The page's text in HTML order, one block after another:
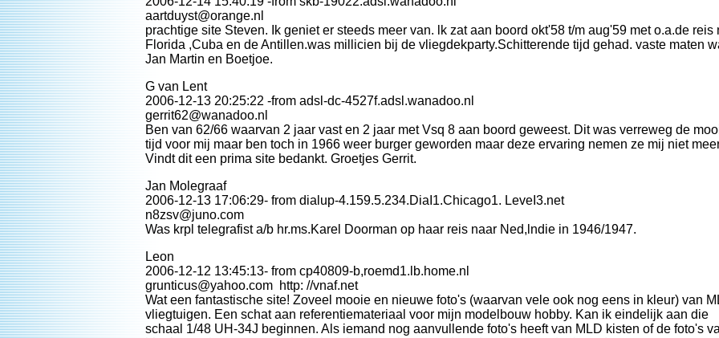
aartduyst@orange.nl
prachtige site Steven. Ik geniet er steeds meer van. lk zat aan boord okt'58 t/m aug'59 met o.a.de reis
Florida ,Cuba en de Antillen.was millicien bij de vliegdekparty.Schitterende tijd gehad. vaste maten
Jan Martin en Boetjoe.
G van Lent
2006-12-13 20:25:22 -from adsl-dc-4527f.adsl.wanadoo.nl
gerrit62@wanadoo.nl
Ben van 62/66 waarvan 2 jaar vast en 2 jaar met Vsq 8 aan boord geweest. Dit was verreweg de
tijd voor mij maar ben toch in 1966 weer burger geworden maar deze ervaring nemen ze mij niet
Vindt dit een prima site bedankt. Groetjes Gerrit.
Jan Molegraaf
2006-12-13 17:06:29- from dialup-4.159.5.234.DiaI1.Chicago1. LeveI3.net
n8zsv@juno.com
Was krpl telegrafist a/b hr.ms.Karel Doorman op haar reis naar Ned,lndie in 1946/1947.
Leon
2006-12-12 13:45:13- from cp40809-b,roemd1.lb.home.nl
grunticus@yahoo.com http: //vnaf.net
Wat een fantastische site! Zoveel mooie en nieuwe foto's (waarvan vele ook nog eens in kleur) van
vliegtuigen. Een schat aan referentiemateriaal voor mijn modelbouw hobby. Kan ik eindelijk aan die
schaal 1/48 UH-34J beginnen. Als iemand nog aanvullende foto's heeft van MLD kisten of de foto's